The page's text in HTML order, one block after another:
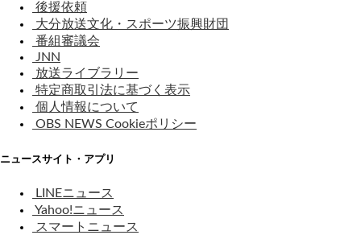
後援依頼
大分放送文化・スポーツ振興財団
番組審議会
JNN
放送ライブラリー
特定商取引法に基づく表示
個人情報について
OBS NEWS Cookieポリシー
ニュースサイト・アプリ
LINEニュース
Yahoo!ニュース
スマートニュース